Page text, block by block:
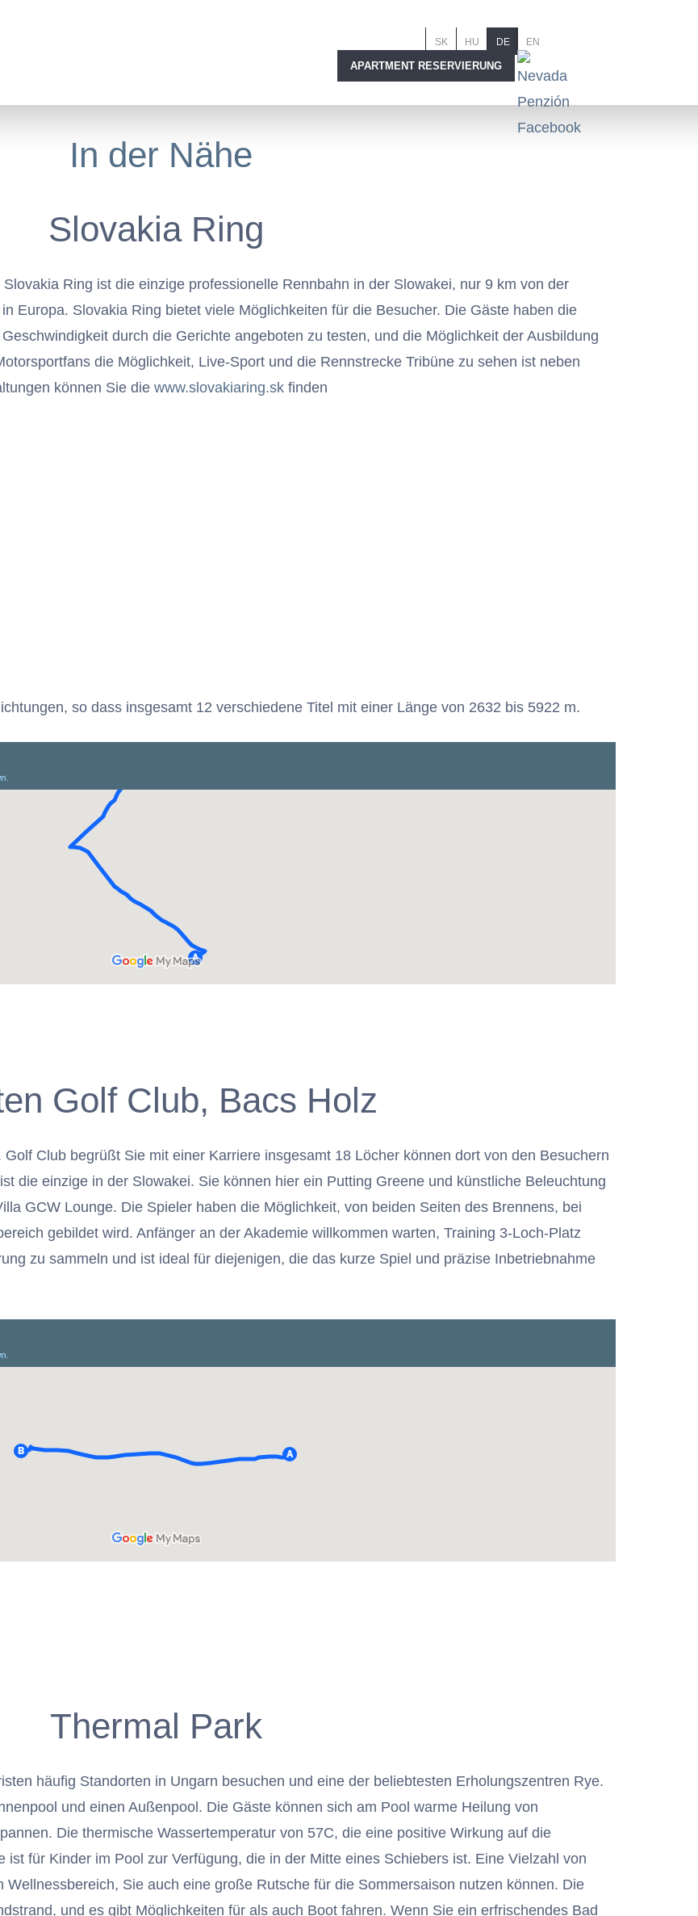
SK HU DE EN
APARTMENT RESERVIERUNG
In der Nähe
Slovakia Ring
Slovakia Ring ist die einzige professionelle Rennbahn in der Slowakei, nur 9 km von der
Europa. Slovakia Ring bietet viele Möglichkeiten für die Besucher. Die Gäste haben die
durch die Gerichte angeboten zu testen, und die Möglichkeit der Ausbildung
die Möglichkeit, Live-Sport und die Rennstrecke Tribüne zu sehen ist neben
können Sie die www.slovakiaring.sk finden
so dass insgesamt 12 verschiedene Titel mit einer Länge von 2632 bis 5922 m.
Golf Club, Bacs Holz
Club begrüßt Sie mit einer Karriere insgesamt 18 Löcher können dort von den Besuchern
die einzige in der Slowakei. Sie können hier ein Putting Greene und künstliche Beleuchtung
GCW Lounge. Die Spieler haben die Möglichkeit, von beiden Seiten des Brennens, bei
gebildet wird. Anfänger an der Akademie willkommen warten, Training 3-Loch-Platz
zu sammeln und ist ideal für diejenigen, die das kurze Spiel und präzise Inbetriebnahme
Thermal Park
häufig Standorten in Ungarn besuchen und eine der beliebtesten Erholungszentren Rye.
und einen Außenpool. Die Gäste können sich am Pool warme Heilung von
Die thermische Wassertemperatur von 57C, die eine positive Wirkung auf die
ist für Kinder im Pool zur Verfügung, die in der Mitte eines Schiebers ist. Eine Vielzahl von
Sie auch eine große Rutsche für die Sommersaison nutzen können. Die
und es gibt Möglichkeiten für als auch Boot fahren. Wenn Sie ein erfrischendes Bad